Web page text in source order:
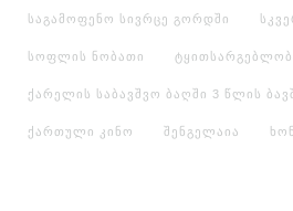
საგამოფენო სივრცე გორდში
სოფლის ნობათი
ქარელის საბავშვო ბაღში 3 წლის
ქართული კინო შენგელაია